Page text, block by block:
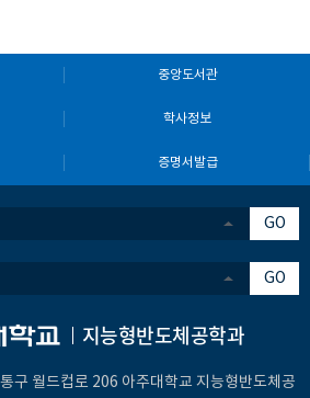
중앙도서관
학사정보
증명서발급
GO
GO
지능형반도체공학과
구 월드컵로 206 아주대학교 지능형반도체공